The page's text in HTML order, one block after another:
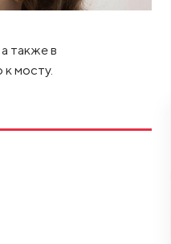
также в
мосту.